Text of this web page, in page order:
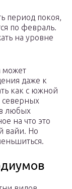
период покоя,
по февраль.
на уровне
может
даже к
как с южной
северных
любых
на что это
вайи. Но